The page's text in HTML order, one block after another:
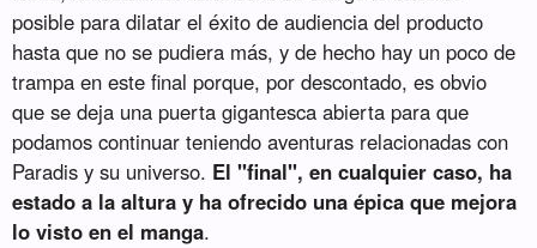
posible para dilatar el éxito de audiencia del producto
hasta que no se pudiera más, y de hecho hay un poco de
trampa en este final porque, por descontado, es obvio
que se deja una puerta gigantesca abierta para que
podamos continuar teniendo aventuras relacionadas con
Paradis y su universo. El "final", en cualquier caso, ha
estado a la altura y ha ofrecido una épica que mejora
lo visto en el manga.